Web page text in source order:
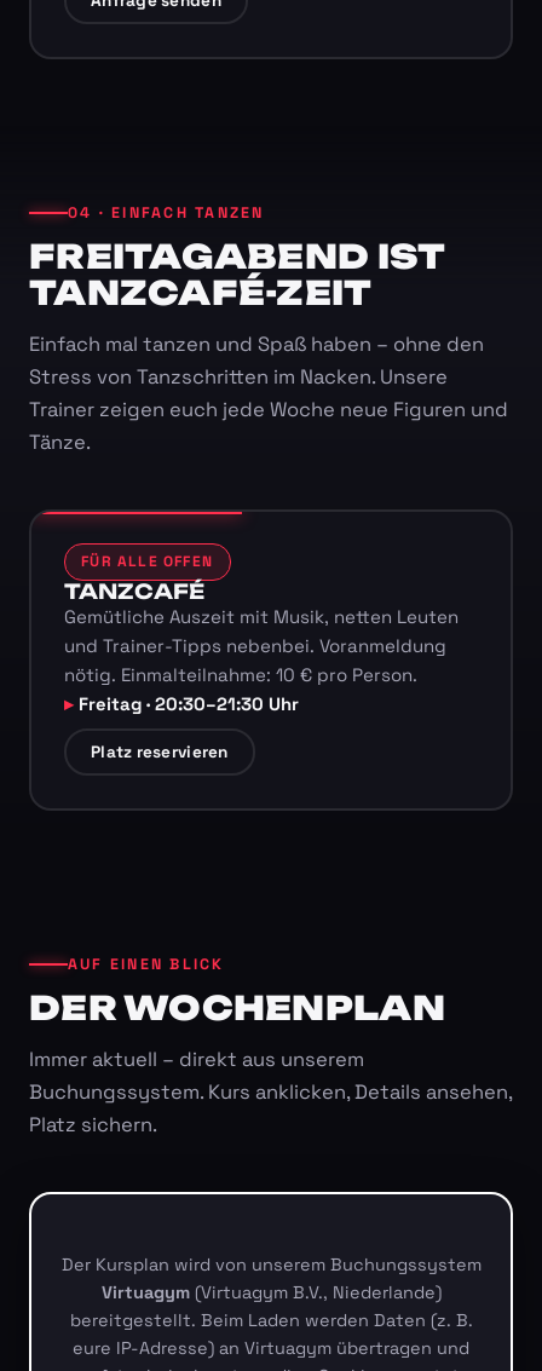
04 · EINFACH TANZEN
FREITAGABEND IST
TANZCAFÉ-ZEIT
Einfach mal tanzen und Spaß haben – ohne den
Stress von Tanzschritten im Nacken. Unsere
Trainer zeigen euch jede Woche neue Figuren und
Tänze.
FÜR ALLE OFFEN
TANZCAFÉ
Gemütliche Auszeit mit Musik, netten Leuten
und Trainer-Tipps nebenbei. Voranmeldung
nötig. Einmalteilnahme: 10 € pro Person.
Freitag · 20:30–21:30 Uhr
Platz reservieren
AUF EINEN BLICK
DER WOCHENPLAN
Immer aktuell – direkt aus unserem
Buchungssystem. Kurs anklicken, Details ansehen,
Platz sichern.
Der Kursplan wird von unserem Buchungssystem
Virtuagym(Virtuagym B.V., Niederlande)
bereitgestellt. Beim Laden werden Daten (z. B.
eure IP-Adresse) an Virtuagym übertragen und